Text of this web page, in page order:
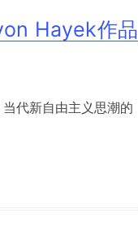
Hayek作品
代新自由主义思潮的